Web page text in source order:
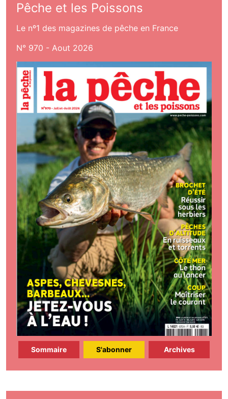
Pêche et les Poissons
Le nº1 des magazines de pêche en France
N° 970 - Aout 2026
Sommaire S'abonner Archives